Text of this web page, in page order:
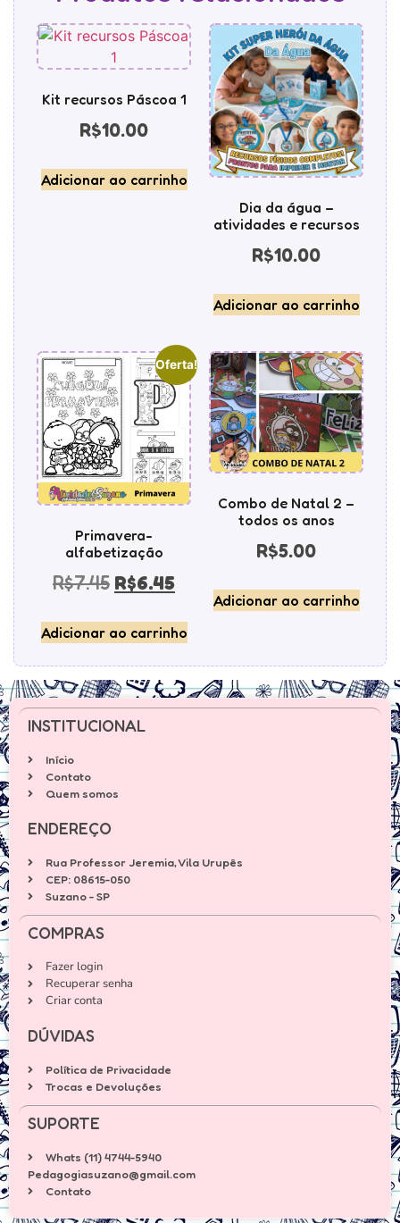
Kit recursos Páscoa 1
R$10.00
Adicionar ao carrinho
Dia da água –
atividades e recursos
R$10.00
Adicionar ao carrinho
Oferta!
Primavera-
alfabetização
R$7.45 R$6.45
Adicionar ao carrinho
Combo de Natal 2 –
todos os anos
R$5.00
Adicionar ao carrinho
INSTITUCIONAL
Início
Contato
Quem somos
ENDEREÇO
Rua Professor Jeremia, Vila Urupês
CEP: 08615-050
Suzano - SP
COMPRAS
Fazer login
Recuperar senha
Criar conta
DÚVIDAS
Política de Privacidade
Trocas e Devoluções
SUPORTE
Whats (11) 4744-5940
Pedagogiasuzano@gmail.com
Contato